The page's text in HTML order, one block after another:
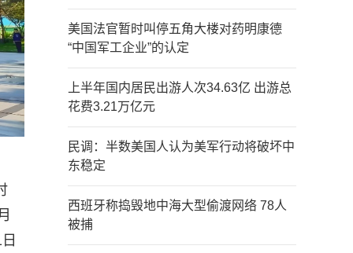
美国法官暂时叫停五角大楼对药明康德
“中国军工企业”的认定
上半年国内居民出游人次34.63亿 出游总
花费3.21万亿元
民调：半数美国人认为美军行动将破坏中
东稳定
西班牙称捣毁地中海大型偷渡网络 78人
被捕